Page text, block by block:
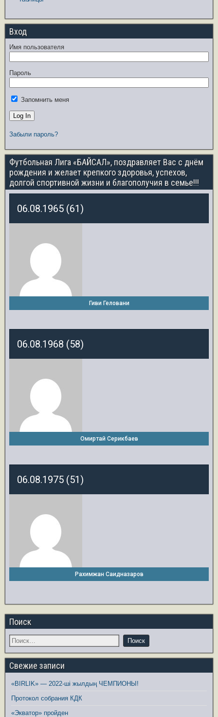
Вход
Имя пользователя
Пароль
Запомнить меня
Забыли пароль?
Футбольная Лига «БАЙСАЛ», поздравляет Вас с днём
рождения и желает крепкого здоровья, успехов,
долгой спортивной жизни и благополучия в семье!!!
06.08.1965 (61)
Гиви Геловани
06.08.1968 (58)
Омиртай Серикбаев
06.08.1975 (51)
Рахимжан Саидназаров
Поиск
Свежие записи
«BIRLIK» — 2022-ші жылдың ЧЕМПИОНЫ!
Протокол собрания КДК
«Экватор» пройден